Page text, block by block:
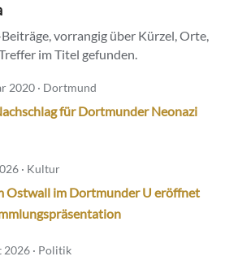
vorrangig über Kürzel, Orte,
im Titel gefunden.
2020 · Dortmund
für Dortmunder Neonazi
· Kultur
Ostwall im Dortmunder U eröffnet
2026 · Politik